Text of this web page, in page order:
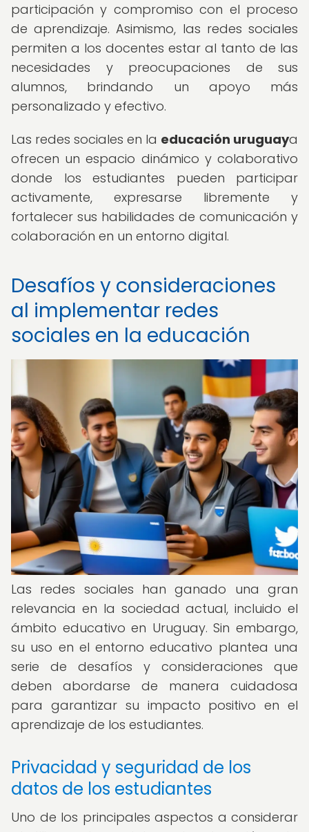
participación y compromiso con el proceso
de aprendizaje. Asimismo, las redes sociales
permiten a los docentes estar al tanto de las
necesidades y preocupaciones de sus
alumnos, brindando un apoyo más
personalizado y efectivo.
Las redes sociales en la educación uruguaya
ofrecen un espacio dinámico y colaborativo
donde los estudiantes pueden participar
activamente, expresarse libremente y
fortalecer sus habilidades de comunicación y
colaboración en un entorno digital.
Desafíos y consideraciones
al implementar redes
sociales en la educación
Las redes sociales han ganado una gran
relevancia en la sociedad actual, incluido el
ámbito educativo en Uruguay. Sin embargo,
su uso en el entorno educativo plantea una
serie de desafíos y consideraciones que
deben abordarse de manera cuidadosa
para garantizar su impacto positivo en el
aprendizaje de los estudiantes.
Privacidad y seguridad de los
datos de los estudiantes
Uno de los principales aspectos a considerar